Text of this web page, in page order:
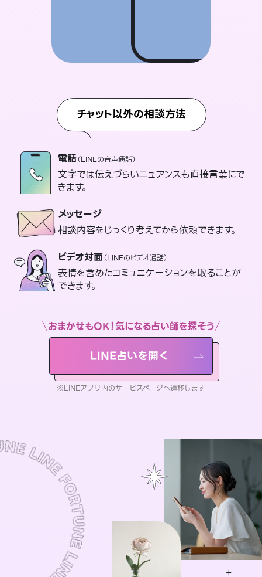
チャット以外の相談方法
電話（LINEの音声通話）
文字では伝えづらいニュアンスも直接言葉にで
きます。
メッセージ
相談内容をじっくり考えてから依頼できます。
ビデオ対面（LINEのビデオ通話）
表情を含めたコミュニケーションを取ることが
できます。
おまかせもOK！気になる占い師を探そう
LINE占いを開く
※LINEアプリ内のサービスページへ遷移します